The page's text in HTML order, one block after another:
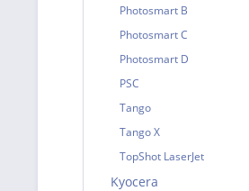
Photosmart B
Photosmart C
Photosmart D
PSC
Tango
Tango X
TopShot LaserJet
Kyocera